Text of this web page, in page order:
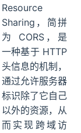
Resource
Sharing，简拼
为 CORS，是
一种基于 HTTP
头信息的机制，
通过允许服务器
标识除了它自己
以外的资源，从
而实现跨域访